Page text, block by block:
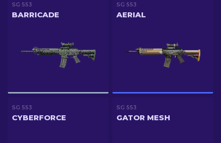
SG 553
BARRICADE
SG 553
AERIAL
SG 553
CYBERFORCE
SG 553
GATOR MESH